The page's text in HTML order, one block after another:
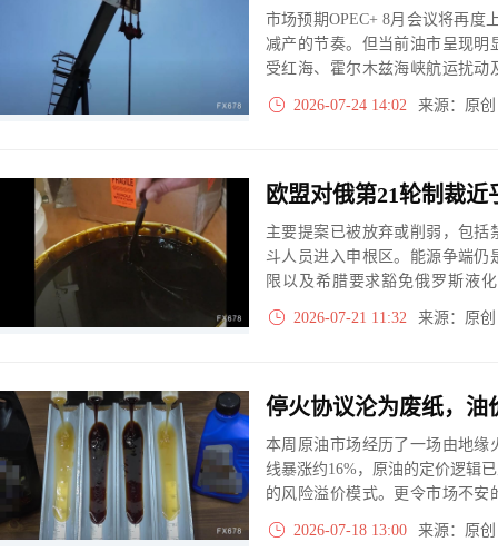
市场预期OPEC+ 8月会议将再度
减产的节奏。但当前油市呈现
受红海、霍尔木兹海峡航运扰
收缩，纸面增产难以落地。地
短期供应紧缺格局难改，油价维
2026-07-24 14:02 来源：原
主要提案已被放弃或削弱，包
斗人员进入申根区。能源争端
限以及希腊要求豁免俄罗斯液
迟，该方案仍预计会扩大对俄罗
的制裁措施。
2026-07-21 11:32 来源：原
本周原油市场经历了一场由地缘
线暴涨约16%，原油的定价逻辑
的风险溢价模式。更令市场不
下降，而伊朗对胡塞武装发出的
条替代航道也推向了风口浪尖。
2026-07-18 13:00 来源：原